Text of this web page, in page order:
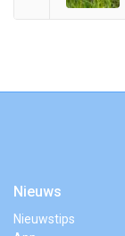
Nieuws
Nieuwstips